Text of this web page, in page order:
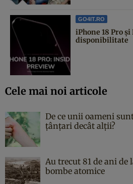
GO4IT.RO
iPhone 18 Pro
disponibilitate
Cele mai noi articole
De ce unii oameni
țânțari decât alții?
Au trecut 81 de ani de
bombe atomice